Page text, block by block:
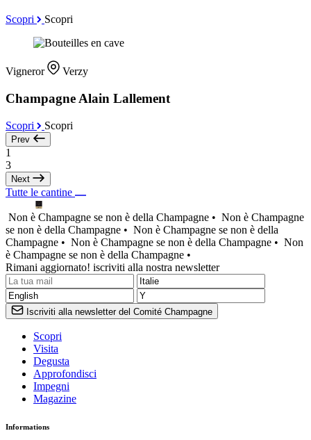
Scopri Scopri
Vigneror Verzy
Champagne Alain Lallement
Scopri Scopri
Prev
1
3
Next
Tutte le cantine
Non è Champagne se non è della Champagne • Non è Champagne
se non è della Champagne • Non è Champagne se non è della
Champagne • Non è Champagne se non è della Champagne • Non
è Champagne se non è della Champagne •
Rimani aggiornato! iscriviti alla nostra newsletter
Iscriviti alla newsletter del Comité Champagne
Scopri
Visita
Degusta
Approfondisci
Impegni
Magazine
Informations